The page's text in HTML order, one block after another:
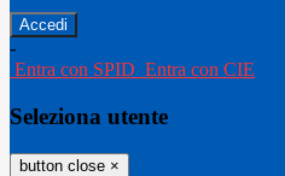
-
Entra con SPID Entra con CIE
Seleziona utente
button close ×